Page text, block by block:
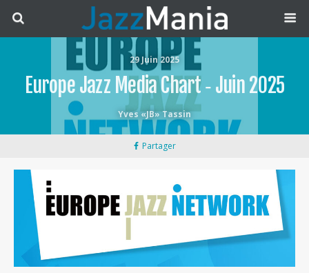
29 Juin 2025
Europe Jazz Media Chart ‐ Juin 2025
Yves «JB» Tassin
Partager